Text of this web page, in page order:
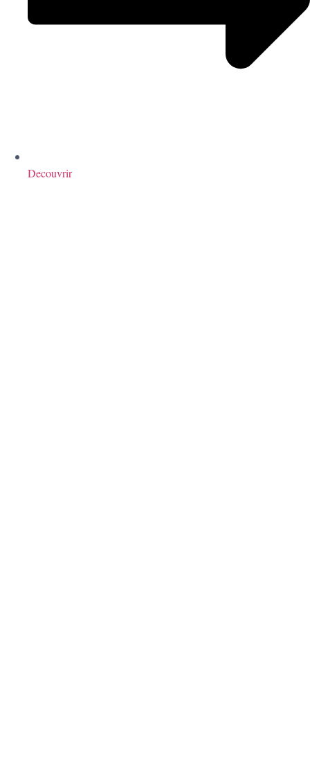
Decouvrir